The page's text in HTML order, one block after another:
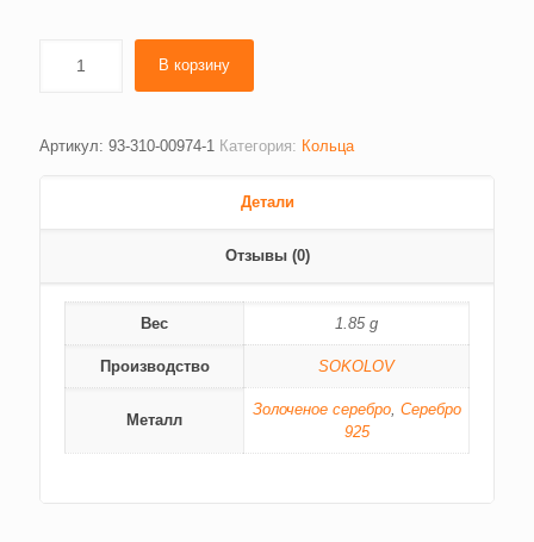
В корзину
Артикул: 93-310-00974-1 Категория: Кольца
Детали
Отзывы (0)
Вес 1.85 g
Производство SOKOLOV
Металл
Золоченое серебро, Серебро
925